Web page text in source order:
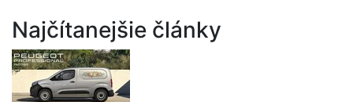
Najčítanejšie články